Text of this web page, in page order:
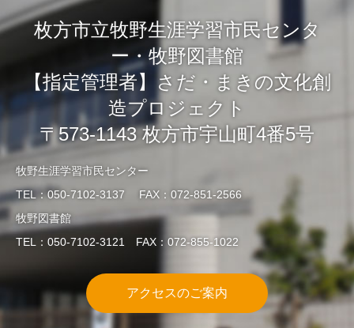
枚方市立牧野生涯学習市民センタ
ー・牧野図書館
【指定管理者】さだ・まきの文化創
造プロジェクト
〒573-1143 枚方市宇山町4番5号
牧野生涯学習市民センター
TEL：050-7102-3137 FAX：072-851-2566
牧野図書館
TEL：050-7102-3121 FAX：072-855-1022
アクセスのご案内